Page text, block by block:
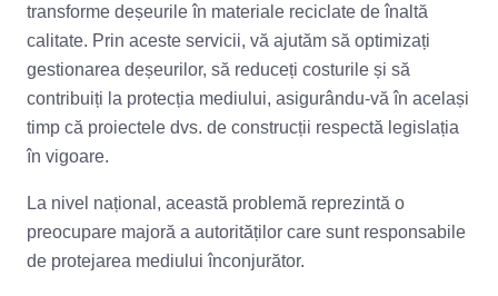
transforme deșeurile în materiale reciclate de înaltă
calitate. Prin aceste servicii, vă ajutăm să optimizați
gestionarea deșeurilor, să reduceți costurile și să
contribuiți la protecția mediului, asigurându-vă în același
timp că proiectele dvs. de construcții respectă legislația
în vigoare.
La nivel național, această problemă reprezintă o
preocupare majoră a autorităților care sunt responsabile
de protejarea mediului înconjurător.